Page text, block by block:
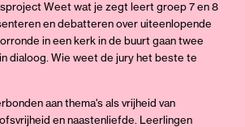
Weet wat je zegt leert groep 7 en 8
en debatteren over uiteenlopende
in een kerk in de buurt gaan twee
dialoog. Wie weet de jury het beste te
aan thema's als vrijheid van
en naastenliefde. Leerlingen